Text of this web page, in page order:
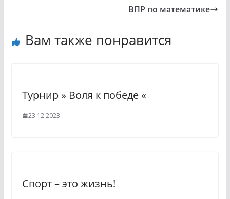
ВПР по математике
Вам также понравится
Турнир » Воля к победе «
23.12.2023
Спорт – это жизнь!